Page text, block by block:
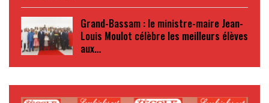
Grand-Bassam : le ministre-maire Jean-
Louis Moulot célèbre les meilleurs élèves
aux…